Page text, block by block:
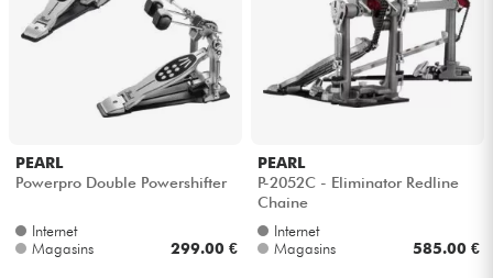
PEARL
Powerpro Double Powershifter
Internet
Magasins
299.00 €
PEARL
P-2052C - Eliminator Redline
Chaine
Internet
Magasins
585.00 €